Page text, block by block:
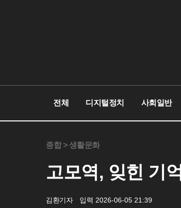
전체 디지털정치 사회일반
종합 >생활문화
고모역, 잊힌 기
김환기자 입력 2026-06-05 21:39